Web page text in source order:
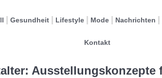
Gesundheit Lifestyle Mode Nachrichten
Kontakt